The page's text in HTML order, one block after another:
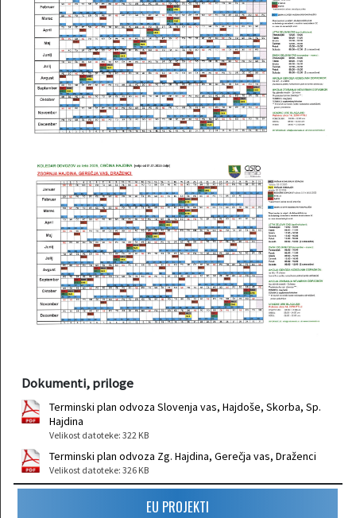
Dokumenti, priloge
Terminski plan odvoza Slovenja vas, Hajdoše, Skorba, Sp.
Hajdina
Velikost datoteke: 322 KB
Terminski plan odvoza Zg. Hajdina, Gerečja vas, Draženci
Velikost datoteke: 326 KB
EU PROJEKTI